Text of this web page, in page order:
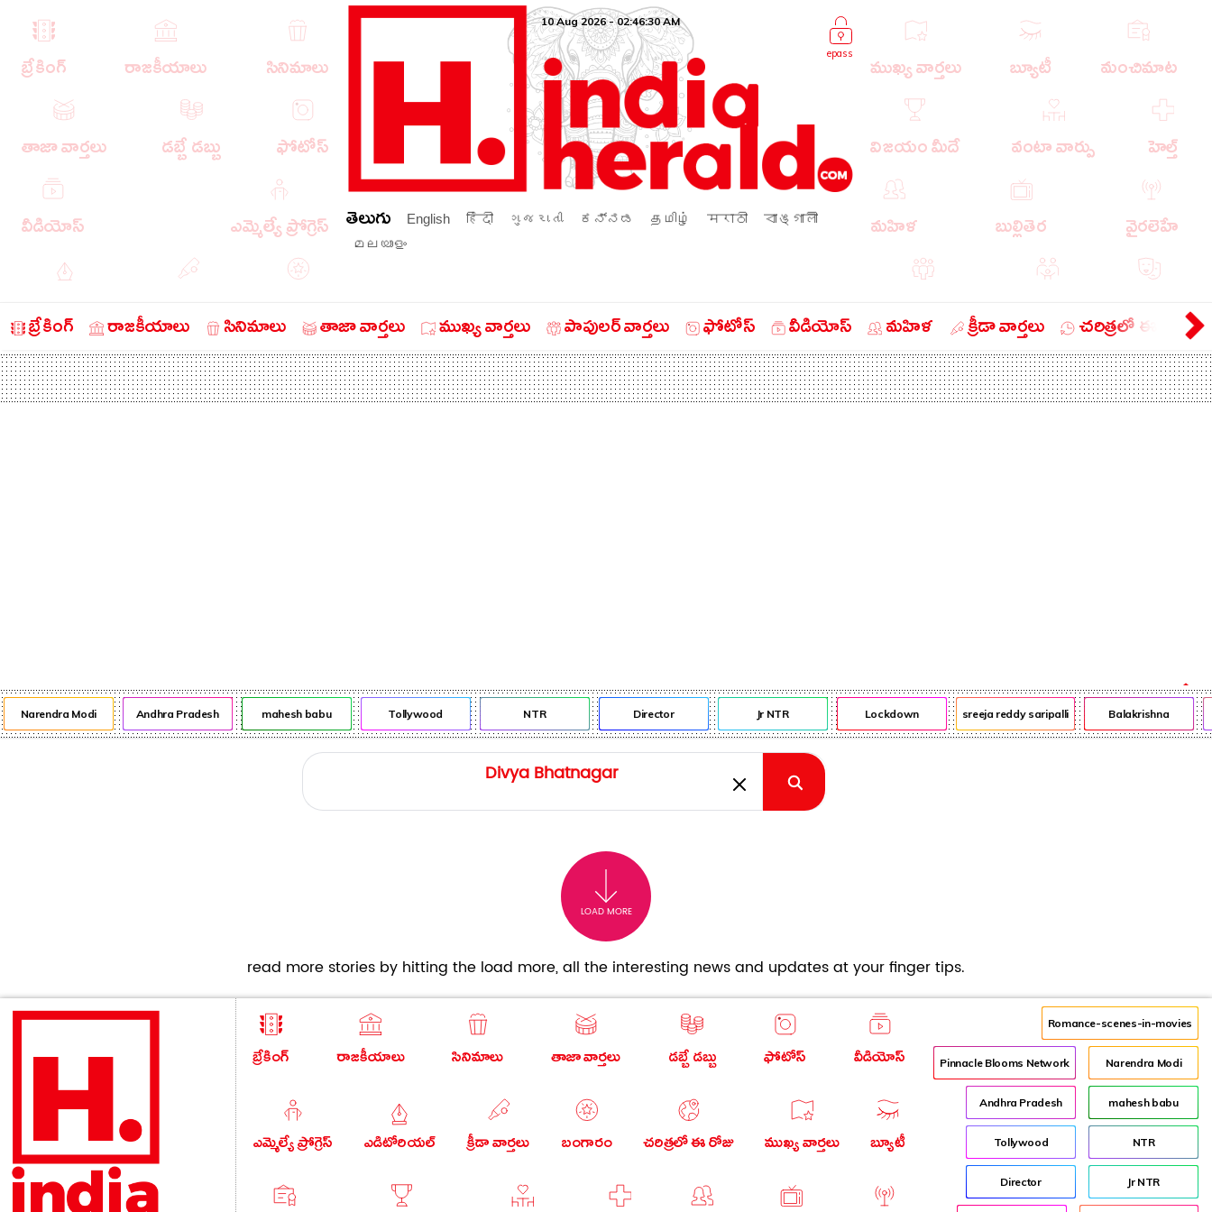
బ్రేకింగ్ రాజకీయాలు సినిమాలు
తాజా వార్తలు డబ్బే డబ్బు ఫోటోస్
వీడియోస్ ఎమ్మెల్యే ప్రోగ్రెస్
ఎడిటోరియల్
చరిత్రలో ఈ రోజు నేరాలు ఆటో
epass
10 Aug 2026 - 02:46:30 AM
తెలుగు English हिंदी ગુજરાતી ಕನ್ನಡ தமிழ் मराठी
বাঙ্গালী
മലയാളം
ముఖ్య వార్తలు బ్యూటీ మంచిమాట
విజయం మీదే వంటా వార్పు హెల్త్
మహిళ బుల్లితెర వైరలెహే
పాపులర్ వార్తలు
బిజినెస్ ఎడ్యుకేషన్ లైఫ్ స్టైల్
బ్రేకింగ్ రాజకీయాలు సినిమాలు తాజా వార్తలు ముఖ్య వార్తలు పాపులర్ వార్తలు ఫోటోస్ వీడియోస్ మహిళ క్రీడా వార్తలు చరిత్రలో ఈ రోజు
Narendra Modi Andhra Pradesh mahesh babu Tollywood NTR Director Jr NTR Lockdown sreeja reddy saripalli Balakrishna
LOAD MORE
read more stories by hitting the load more, all the interesting news and updates at your finger tips.
బ్రేకింగ్ రాజకీయాలు సినిమాలు తాజా వార్తలు డబ్బే డబ్బు ఫోటోస్ వీడియోస్
ఎమ్మెల్యే ప్రోగ్రెస్ ఎడిటోరియల్ క్రీడా వార్తలు బంగారం చరిత్రలో ఈ రోజు ముఖ్య వార్తలు బ్యూటీ
Romance-scenes-in-movies
Pinnacle Blooms Network Narendra Modi
Andhra Pradesh mahesh babu
Tollywood NTR
Director Jr NTR